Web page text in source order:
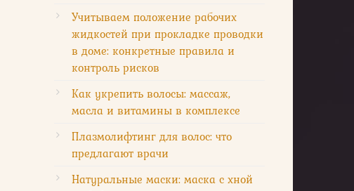
Примерная
стоимость
Учитываем положение рабочих
жидкостей при прокладке проводки
в доме: конкретные правила и
контроль рисков
Как укрепить волосы: массаж,
масла и витамины в комплексе
Плазмолифтинг для волос: что
предлагают врачи
Натуральные маски: маска с хной